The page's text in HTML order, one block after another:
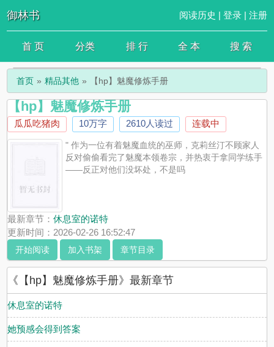
御林书 阅读历史 | 登录| 注册
首 页 分类 排 行 全 本 搜 索
首页 精品其他 【hp】魅魔修炼手册
【hp】魅魔修炼手册
瓜瓜吃猪肉 10万字 2610人读过 连载中
" 作为一位有着魅魔血统的巫师，克莉丝汀不顾家人
反对偷偷看完了魅魔本领卷宗，并热衷于拿同学练手
——反正对他们没坏处，不是吗
最新章节：休息室的诺特
更新时间：2026-02-26 16:52:47
开始阅读 加入书架 章节目录
《【hp】魅魔修炼手册》最新章节
休息室的诺特
她预感会得到答案